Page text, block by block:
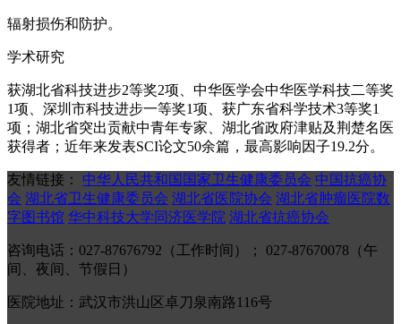
辐射损伤和防护。
学术研究
获湖北省科技进步2等奖2项、中华医学会中华医学科技二等奖
1项、深圳市科技进步一等奖1项、获广东省科学技术3等奖1
项；湖北省突出贡献中青年专家、湖北省政府津贴及荆楚名医
获得者；近年来发表SCI论文50余篇，最高影响因子19.2分。
友情链接： 中华人民共和国国家卫生健康委员会 中国抗癌协
会 湖北省卫生健康委员会 湖北省医院协会 湖北省肿瘤医院数
字图书馆 华中科技大学同济医学院 湖北省抗癌协会
咨询电话：027-87676792（工作时间）； 027-87670078（午
间、夜间、节假日）
医院地址：武汉市洪山区卓刀泉南路116号